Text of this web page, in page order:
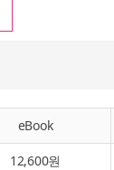
eBook
12,600원